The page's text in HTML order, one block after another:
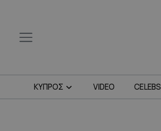
ΚΥΠΡΟΣ VIDEO CELEBS